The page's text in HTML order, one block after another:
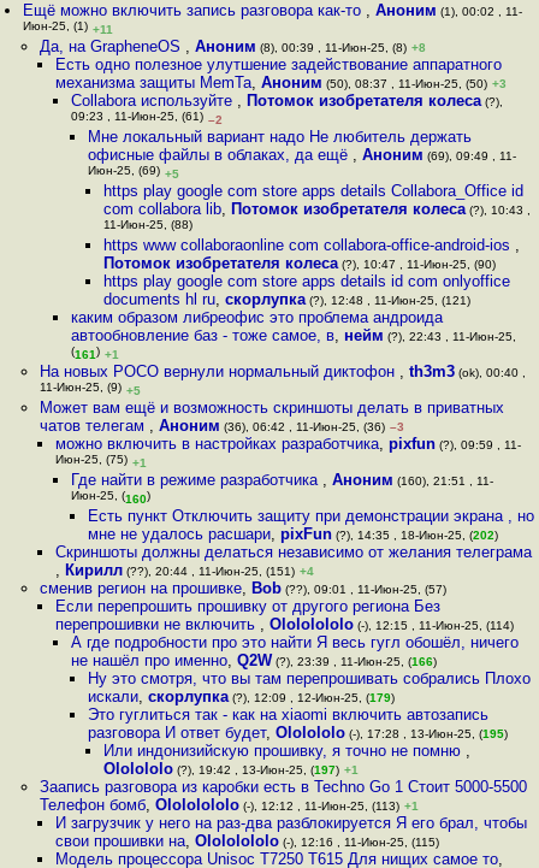
Ещё можно включить запись разговора как-то ,Аноним (1), 00:02 , 11-
Июн-25, (1) +11
Да, на GrapheneOS , Аноним (8), 00:39 , 11-Июн-25, (8) +8
Есть одно полезное улутшение задействование аппаратного
механизма защиты MemTa, Аноним (50), 08:37 , 11-Июн-25, (50) +3
Collabora используйте , Потомок изобретателя колеса (?),
09:23 , 11-Июн-25, (61) –2
Мне локальный вариант надо Не любитель держать
офисные файлы в облаках, да ещё , Аноним (69), 09:49 , 11-
Июн-25, (69) +5
https play google com store apps details Collabora_Office id
com collabora lib, Потомок изобретателя колеса(?), 10:43 ,
11-Июн-25, (88)
https www collaboraonline com collabora-office-android-ios ,
Потомок изобретателя колеса(?), 10:47 , 11-Июн-25, (90)
https play google com store apps details id com onlyoffice
documents hl ru, скорлупка(?), 12:48 , 11-Июн-25, (121)
каким образом либреофис это проблема андроида
автообновление баз - тоже самое, в, нейм (?), 22:43 , 11-Июн-25,
(161) +1
На новых POCO вернули нормальный диктофон , th3m3(ok), 00:40 ,
11-Июн-25, (9) +5
Может вам ещё и возможность скриншоты делать в приватных
чатов телегам , Аноним (36), 06:42 , 11-Июн-25, (36) –3
можно включить в настройках разработчика, pixfun(?), 09:59 , 11-
Июн-25, (75) +1
Где найти в режиме разработчика ,Аноним (160), 21:51 , 11-
Июн-25, (160)
Есть пункт Отключить защиту при демонстрации экрана , но
мне не удалось расшари, pixFun(?), 14:35 , 18-Июн-25, (202)
Скриншоты должны делаться независимо от желания телеграма
, Кирилл(??), 20:44 , 11-Июн-25, (151) +4
сменив регион на прошивке, Bob(??), 09:01 , 11-Июн-25, (57)
Если перепрошить прошивку от другого региона Без
перепрошивки не включить , Olololololo(-), 12:15 , 11-Июн-25, (114)
А где подробности про это найти Я весь гугл обошёл, ничего
не нашёл про именно,Q2W (?), 23:39 , 11-Июн-25, (166)
Ну это смотря, что вы там перепрошивать собрались Плохо
искали, скорлупка(?), 12:09 , 12-Июн-25, (179)
Это гуглиться так - как на xiaomi включить автозапись
разговора И ответ будет, Ololololo(-), 17:28 , 13-Июн-25, (195)
Или индонизийскую прошивку, я точно не помню ,
Ololololo(?), 19:42 , 13-Июн-25, (197) +1
Заапись разговора из каробки есть в Techno Go 1 Стоит 5000-5500
Телефон бомб, Olololololo(-), 12:12 , 11-Июн-25, (113) +1
И загрузчик у него на раз-два разблокируется Я его брал, чтобы
свои прошивки на, Olololololo(-), 12:16 , 11-Июн-25, (115)
Модель процессора Unisoc T7250 T615 Для нищих самое то,